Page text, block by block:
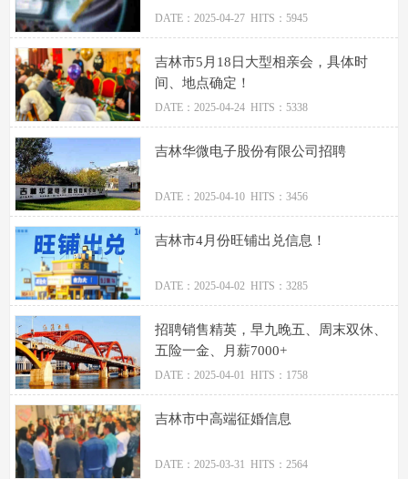
DATE：2025-04-27 HITS：5945
吉林市5月18日大型相亲会，具体时
间、地点确定！
DATE：2025-04-24 HITS：5338
吉林华微电子股份有限公司招聘
DATE：2025-04-10 HITS：3456
吉林市4月份旺铺出兑信息！
DATE：2025-04-02 HITS：3285
招聘销售精英，早九晚五、周末双休、
五险一金、月薪7000+
DATE：2025-04-01 HITS：1758
吉林市中高端征婚信息
DATE：2025-03-31 HITS：2564